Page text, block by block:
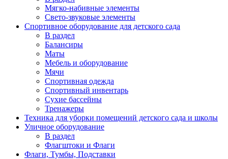
Мягко-набивные элементы
Свето-звуковые элементы
Спортивное оборудование для детского сада
В раздел
Балансиры
Маты
Мебель и оборудование
Мячи
Спортивная одежда
Спортивный инвентарь
Сухие бассейны
Тренажеры
Техника для уборки помещений детского сада и школы
Уличное оборудование
В раздел
Флагштоки и Флаги
Флаги, Тумбы, Подставки